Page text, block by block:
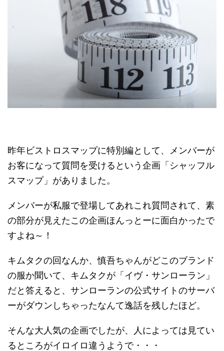
昨年ビストロスマップに特別編として、メンバーが
お客になって質問を受けるという企画「シャッフル
スマップ」がありました。
メンバーが私服で登場してあれこれ質問されて、素
の部分が見えたこの企画ほんっとーに面白かったで
すよね～！
キムタクの回なんか、慎吾ちゃんがどこのブランド
の服か聞いて、キムタクが「イヴ・サンローラン」
だと答えると、サンローランの公式サイトのサーバ
ーがダウンしちゃったなんて逸話を残したほど。
そんな大人気の企画でしたが、人によっては見てい
るところがイロイロ違うようで・・・